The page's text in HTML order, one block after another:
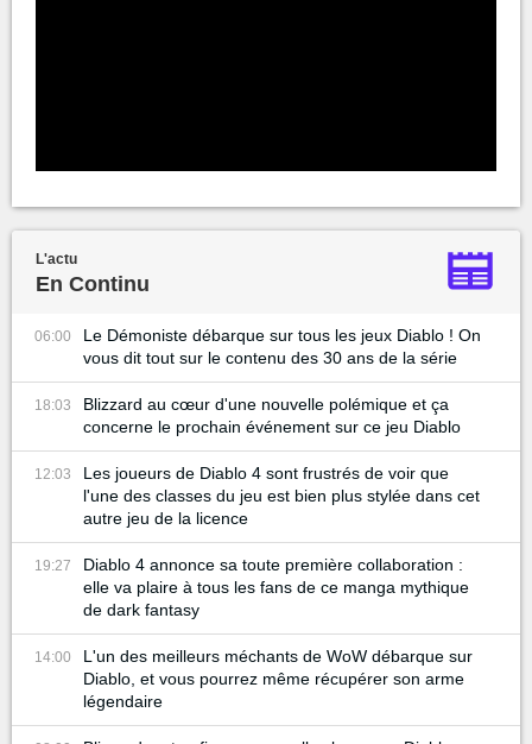
L'actu
En Continu
06:00
Le Démoniste débarque sur tous les jeux Diablo ! On
vous dit tout sur le contenu des 30 ans de la série
18:03
Blizzard au cœur d'une nouvelle polémique et ça
concerne le prochain événement sur ce jeu Diablo
12:03
Les joueurs de Diablo 4 sont frustrés de voir que
l'une des classes du jeu est bien plus stylée dans cet
autre jeu de la licence
19:27
Diablo 4 annonce sa toute première collaboration :
elle va plaire à tous les fans de ce manga mythique
de dark fantasy
14:00
L'un des meilleurs méchants de WoW débarque sur
Diablo, et vous pourrez même récupérer son arme
légendaire